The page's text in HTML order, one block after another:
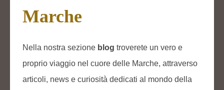
Marche
Nella nostra sezione blog troverete un vero e
proprio viaggio nel cuore delle Marche, attraverso
articoli, news e curiosità dedicati al mondo della